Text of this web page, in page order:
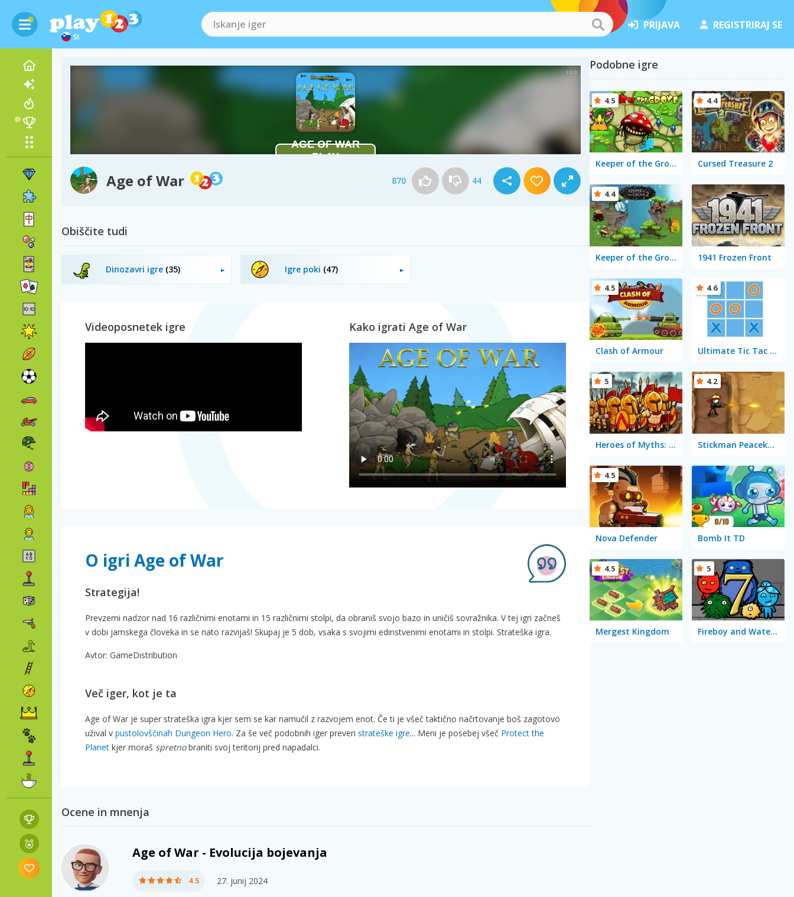
SI
PRIJAVA REGISTRIRAJ SE
Age of War 870 44
Obiščite tudi
Dinozavri igre (35) Igre poki (47)
Videoposnetek igre Kako igrati Age of War
O igri Age of War
Strategija!
Prevzemi nadzor nad 16 različnimi enotami in 15 različnimi stolpi, da obraniš svojo bazo in uničiš sovražnika. V tej igri začneš
v dobi jamskega človeka in se nato razvijaš! Skupaj je 5 dob, vsaka s svojimi edinstvenimi enotami in stolpi. Strateška igra.
Avtor: GameDistribution
Več iger, kot je ta
Age of War je super strateška igra kjer sem se kar namučil z razvojem enot. Če ti je všeč taktično načrtovanje boš zagotovo
užival v pustolovščinah Dungeon Hero. Za še več podobnih iger preveri strateške igre... Meni je posebej všeč Protect the
Planet kjer moraš spretnobraniti svoj teritorij pred napadalci.
Ocene in mnenja
Age of War - Evolucija bojevanja
4.5 27. junij 2024
Podobne igre
Keeper of the Grove
4.5
Cursed Treasure 2
4.4
Keeper of the Grove 2
4.4
1941 Frozen Front
Clash of Armour
4.5
Ultimate Tic Tac Toe Multiplayer
4.6
Heroes of Myths: Warriors of Gods
5
Stickman Peacekeeper
4.2
Nova Defender
4.5
Bomb It TD
Mergest Kingdom
4.5
Fireboy and Watergirl 7: and Friends
5